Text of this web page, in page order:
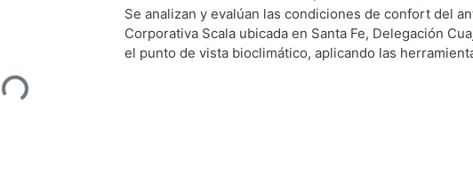
Loading...
de Servicios de Información.,1999)Corro Eguia,
Se analizan y evalúan las condiciones de confort del
Corporativa Scala ubicada en Santa Fe, Delegación
el punto de vista bioclimático, aplicando las